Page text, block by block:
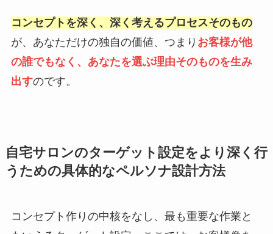
コンセプトを深く、深く考えるプロセスそのもの
が、あなただけの独自の価値、つまり お客様が他
の誰でもなく、あなたを選ぶ理由そのものを生み
出すのです。
自宅サロンのターゲット設定をより深く行
うための具体的なペルソナ設計方法
コンセプト作りの中核をなし、最も重要な作業と